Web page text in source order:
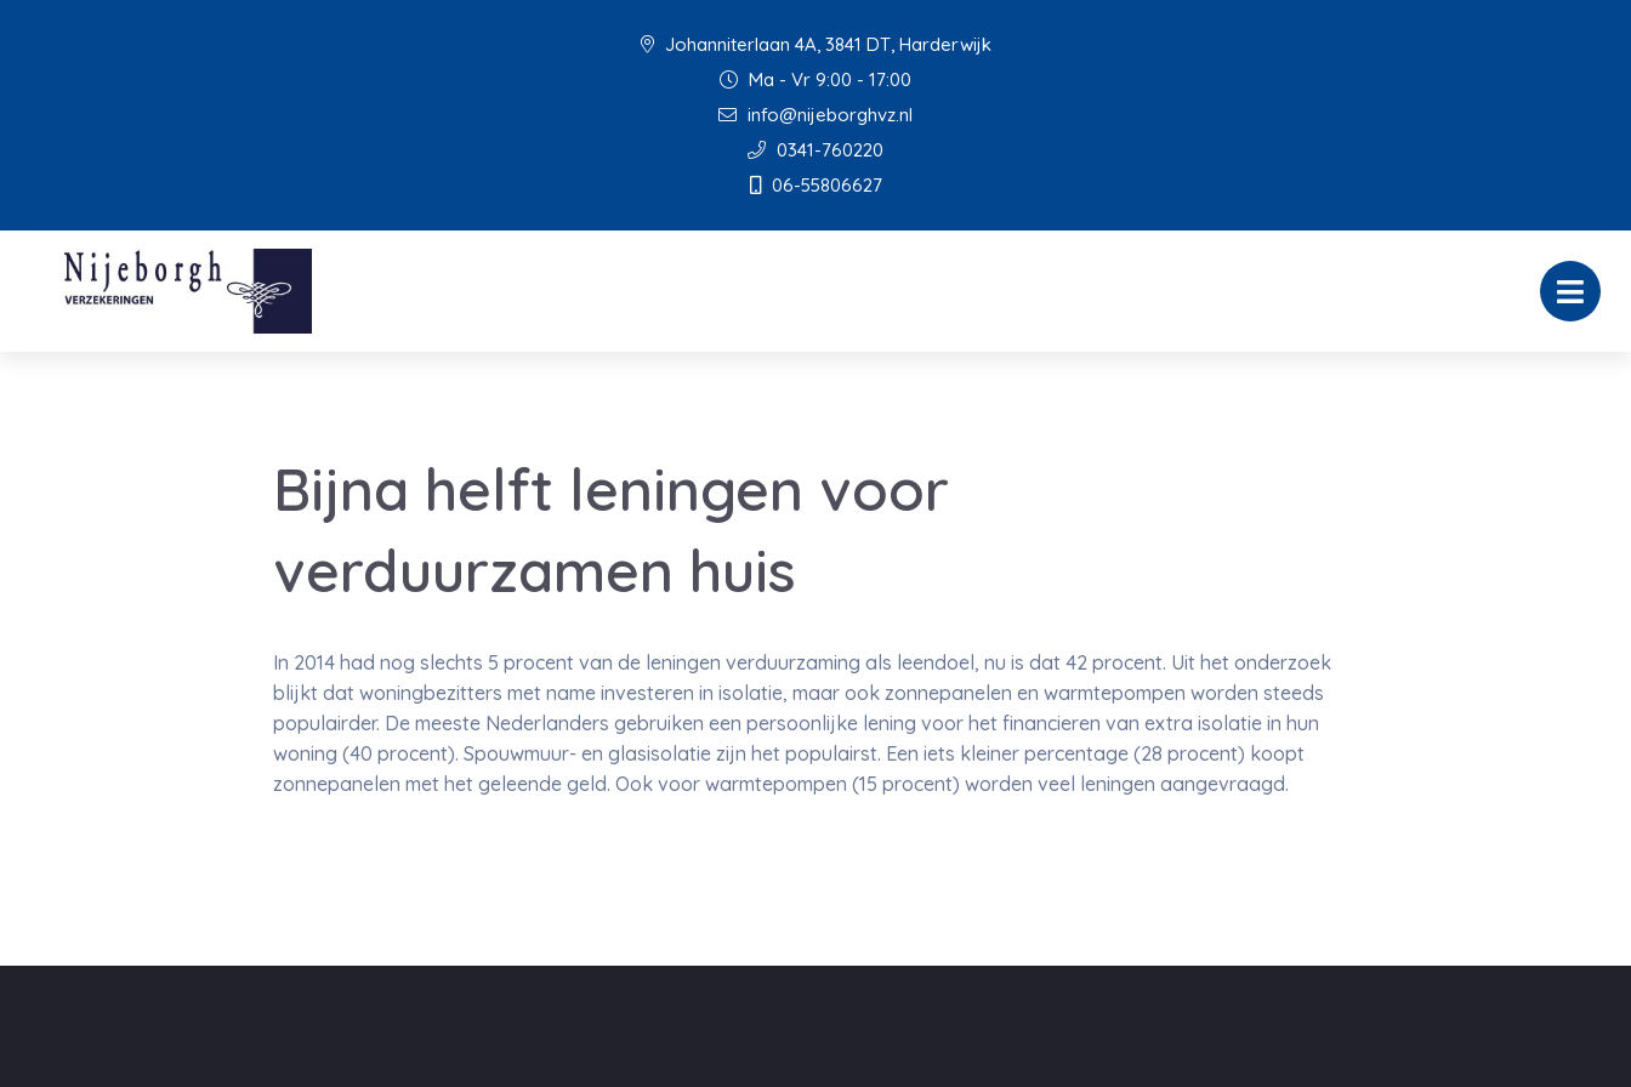
Johanniterlaan 4A, 3841 DT, Harderwijk
Ma - Vr 9:00 - 17:00
info@nijeborghvz.nl
0341-760220
06-55806627
Bijna helft leningen voor
verduurzamen huis
In 2014 had nog slechts 5 procent van de leningen verduurzaming als leendoel, nu is dat 42 procent. Uit het onderzoek
blijkt dat woningbezitters met name investeren in isolatie, maar ook zonnepanelen en warmtepompen worden steeds
populairder. De meeste Nederlanders gebruiken een persoonlijke lening voor het financieren van extra isolatie in hun
woning (40 procent). Spouwmuur- en glasisolatie zijn het populairst. Een iets kleiner percentage (28 procent) koopt
zonnepanelen met het geleende geld. Ook voor warmtepompen (15 procent) worden veel leningen aangevraagd.